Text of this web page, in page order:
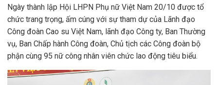
Ngày thành lập Hội LHPN Phụ nữ Việt Nam 20/10 được tổ
chức trang trọng, ấm cúng với sự tham dự của Lãnh đạo
Công đoàn Cao su Việt Nam, lãnh đạo Công ty, Ban Thường
vụ, Ban Chấp hành Công đoàn, Chủ tịch các Công đoàn bộ
phận cùng 95 nữ công nhân viên chức lao động tiêu biểu.